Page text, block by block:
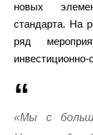
новых
стандарта. На
ряд
«Мы с